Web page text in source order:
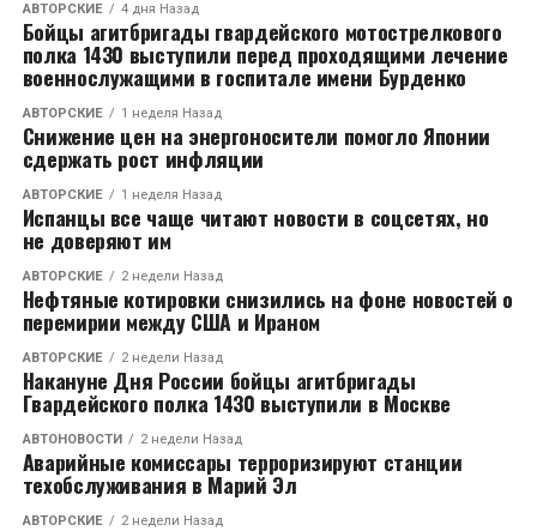
АВТОРСКИЕ 4 дня Назад
Бойцы агитбригады гвардейского мотострелкового
полка 1430 выступили перед проходящими лечение
военнослужащими в госпитале имени Бурденко
АВТОРСКИЕ 1 неделя Назад
Снижение цен на энергоносители помогло Японии
сдержать рост инфляции
АВТОРСКИЕ 1 неделя Назад
Испанцы все чаще читают новости в соцсетях, но
не доверяют им
АВТОРСКИЕ 2 недели Назад
Нефтяные котировки снизились на фоне новостей о
перемирии между США и Ираном
АВТОРСКИЕ 2 недели Назад
Накануне Дня России бойцы агитбригады
Гвардейского полка 1430 выступили в Москве
АВТОНОВОСТИ 2 недели Назад
Аварийные комиссары терроризируют станции
техобслуживания в Марий Эл
АВТОРСКИЕ 2 недели Назад